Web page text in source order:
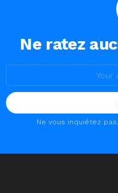
Ne ratez
Ne vous inquiétez